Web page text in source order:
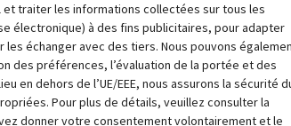
Ainsi, pour votre location
respecter ainsi qu'une aire
la plus intéressante. Sur notre
réservation, afin de bénéficier
fois arrivé en Normandie, il
traiter les informations collectées sur tous les
électronique) à des fins publicitaires, pour adapter
échanger avec des tiers. Nous pouvons
des préférences, l’évaluation de la portée et des
en dehors de l’UE/EEE, nous assurons la sécurité
Pour plus de détails, veuillez consulter la
donner votre consentement volontairement et le